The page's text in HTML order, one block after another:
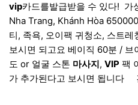
vip카드를발급받을 수 있다! ​ 가
Nha Trang, Khánh Hòa 650000
티, 족욕, 오이팩 귀청소, 스트레
보시면 되고요 베이직 60분 / 브
도 or 얼굴 스톤 마사지, VIP 팩
가 추가된다고 보시면 됩니다